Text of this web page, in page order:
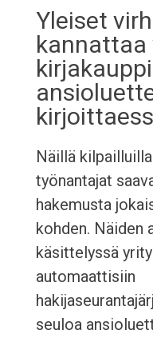
Yleiset
Näillä
työnantajat
hakemusta
kohden. Näiden
käsittelyssä
automaattisiin
seuloa